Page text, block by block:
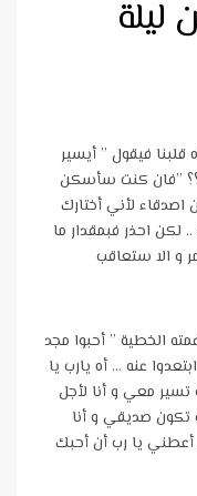
ليلة
فيقول ” أيسير
”فان كنت سأسكن
لأني أختارك
احذر فبمقدار ما
و الا ستعاقب
الخطية ” أحبوا مجد
عنه … أه يارب يا
معي و أنا لأجل
تكون صديقي و أنا
يا رب أن أحبك